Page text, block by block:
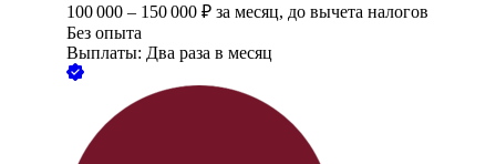
100 000 – 150 000 ₽ за месяц, до вычета налогов
Без опыта
Выплаты: Два раза в месяц